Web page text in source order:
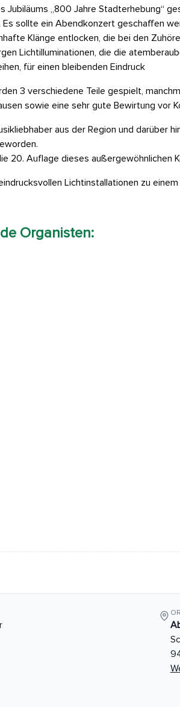
Jubiläums „800 Jahre Stadterhebung“
sollte ein Abendkonzert geschaffen
Klänge entlocken, die bei den
Lichtilluminationen, die die
für einen bleibenden Eindruck
3 verschiedene Teile gespielt,
sowie eine sehr gute Bewirtung vor
aus der Region und darüber
20. Auflage dieses außergewöhnlichen
Lichtinstallationen zu
Organisten: